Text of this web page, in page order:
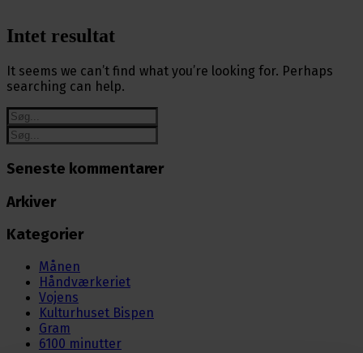
Intet resultat
It seems we can’t find what you’re looking for. Perhaps
searching can help.
Seneste kommentarer
Arkiver
Kategorier
Månen
Håndværkeriet
Vojens
Kulturhuset Bispen
Gram
6100 minutter